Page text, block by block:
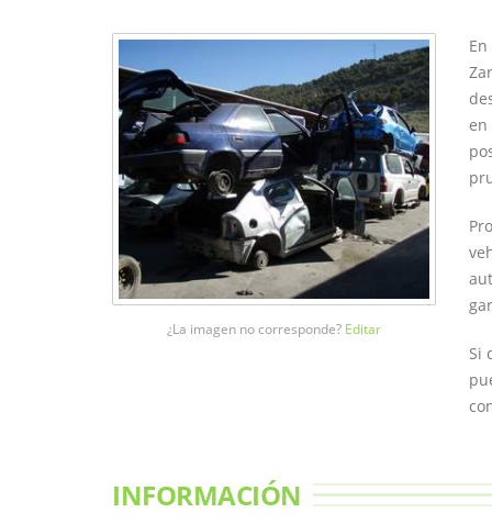
¿La imagen no corresponde? Editar
en
Si
INFORMACIÓN